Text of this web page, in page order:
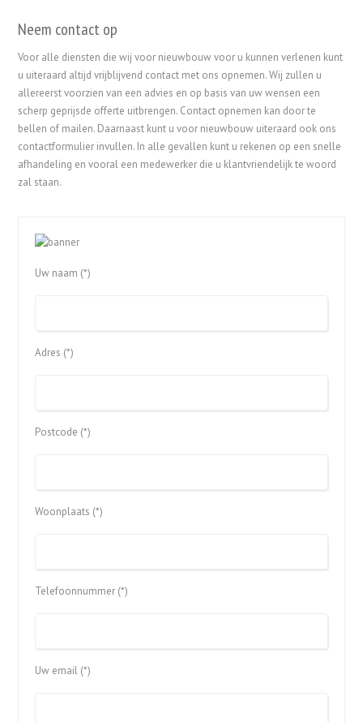
Neem contact op
Voor alle diensten die wij voor nieuwbouw voor u kunnen verlenen kunt
u uiteraard altijd vrijblijvend contact met ons opnemen. Wij zullen u
allereerst voorzien van een advies en op basis van uw wensen een
scherp geprijsde offerte uitbrengen. Contact opnemen kan door te
bellen of mailen. Daarnaast kunt u voor nieuwbouw uiteraard ook ons
contactformulier invullen. In alle gevallen kunt u rekenen op een snelle
afhandeling en vooral een medewerker die u klantvriendelijk te woord
zal staan.
Uw naam (*)
Adres (*)
Postcode (*)
Woonplaats (*)
Telefoonnummer (*)
Uw email (*)